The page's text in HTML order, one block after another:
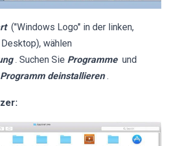
("Windows Logo" in der linken,
wählen
. Suchen Sie Programme und
deinstallieren .